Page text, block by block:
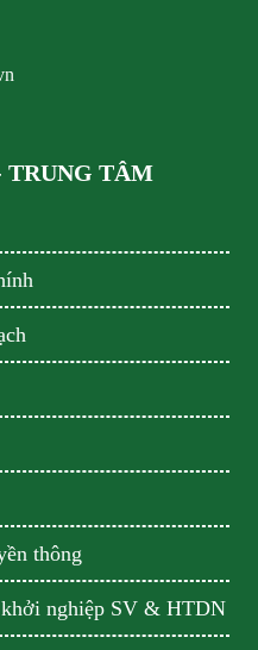
TRUNG TÂM
thông
nghiệp SV & HTDN